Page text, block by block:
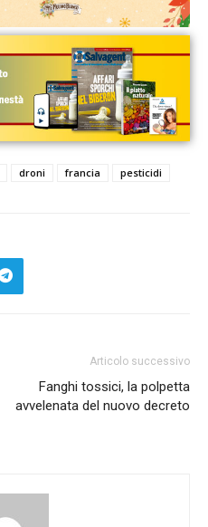
droni francia pesticidi
Articolo successivo
Fanghi tossici, la polpetta
avvelenata del nuovo decreto